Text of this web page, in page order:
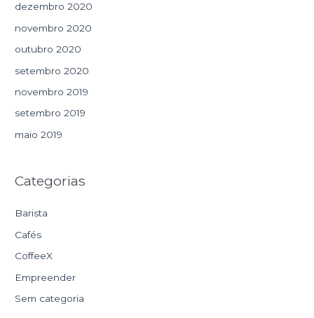
dezembro 2020
novembro 2020
outubro 2020
setembro 2020
novembro 2019
setembro 2019
maio 2019
Categorias
Barista
Cafés
CoffeeX
Empreender
Sem categoria